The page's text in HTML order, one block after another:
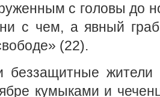
с головы до
ни с чем, а явный
(22).
жители
кумыками и